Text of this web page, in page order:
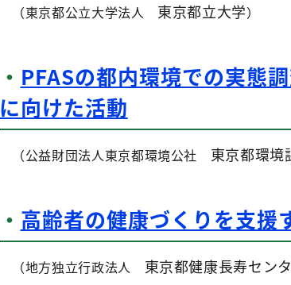
（東京都公立大学法人 東京都立大学）
・ PFASの都内環境での実態
に向けた活動
（公益財団法人東京都環境公社 東京都環境
・ 高齢者の健康づくりを支
（地方独立行政法人 東京都健康長寿セン